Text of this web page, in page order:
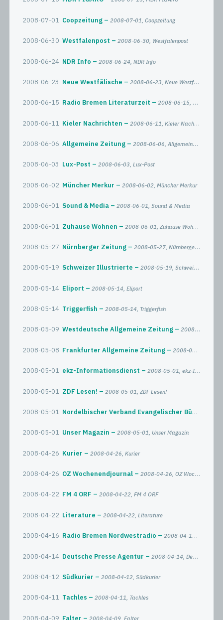
2008-07-01 Coopzeitung 2008-07-01, Coopzeitung
2008-06-30 Westfalenpost 2008-06-30, Westfalenpost
2008-06-24 NDR Info 2008-06-24, NDR Info
2008-06-23 Neue Westfälische 2008-06-23, Neue Westfälische
2008-06-15 Radio Bremen Literaturzeit 2008-06-15, Radio Bremen Literaturzeit
2008-06-11 Kieler Nachrichten 2008-06-11, Kieler Nachrichten
2008-06-06 Allgemeine Zeitung 2008-06-06, Allgemeine Zeitung
2008-06-03 Lux-Post 2008-06-03, Lux-Post
2008-06-02 Müncher Merkur 2008-06-02, Müncher Merkur
2008-06-01 Sound & Media 2008-06-01, Sound & Media
2008-06-01 Zuhause Wohnen 2008-06-01, Zuhause Wohnen
2008-05-27 Nürnberger Zeitung 2008-05-27, Nürnberger Zeitung
2008-05-19 Schweizer Illustrierte 2008-05-19, Schweizer Illustrierte
2008-05-14 Eliport 2008-05-14, Eliport
2008-05-14 Triggerfish 2008-05-14, Triggerfish
2008-05-09 Westdeutsche Allgemeine Zeitung 2008-05-09, Westdeutsche Allgemeine Zeitung
2008-05-08 Frankfurter Allgemeine Zeitung 2008-05-08, Frankfurter Allgemeine Zeitung
2008-05-01 ekz-Informationsdienst 2008-05-01, ekz-Informationsdienst
2008-05-01 ZDF Lesen! 2008-05-01, ZDF Lesen!
2008-05-01 Nordelbischer Verband Evangelischer Büchereien
2008-05-01 Unser Magazin 2008-05-01, Unser Magazin
2008-04-26 Kurier 2008-04-26, Kurier
2008-04-26 OZ Wochenendjournal 2008-04-26, OZ Wochenendjournal
2008-04-22 FM 4 ORF 2008-04-22, FM 4 ORF
2008-04-22 Literature 2008-04-22, Literature
2008-04-16 Radio Bremen Nordwestradio 2008-04-16, Radio Bremen Nordwestradio
2008-04-14 Deutsche Presse Agentur 2008-04-14, Deutsche Presse Agentur
2008-04-12 Südkurier 2008-04-12, Südkurier
2008-04-11 Tachles 2008-04-11, Tachles
2008-04-09 Falter 2008-04-09, Falter